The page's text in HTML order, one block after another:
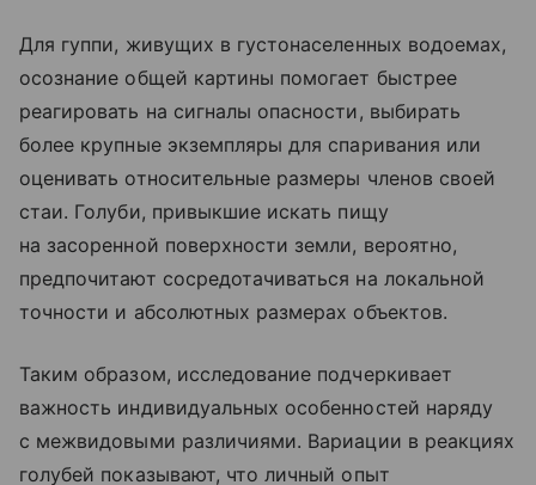
Для гуппи, живущих в густонаселенных водоемах,
осознание общей картины помогает быстрее
реагировать на сигналы опасности, выбирать
более крупные экземпляры для спаривания или
оценивать относительные размеры членов своей
стаи. Голуби, привыкшие искать пищу
на засоренной поверхности земли, вероятно,
предпочитают сосредотачиваться на локальной
точности и абсолютных размерах объектов.
Таким образом, исследование подчеркивает
важность индивидуальных особенностей наряду
с межвидовыми различиями. Вариации в реакциях
голубей показывают, что личный опыт